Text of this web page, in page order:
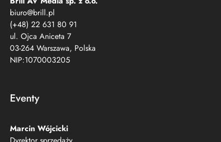
Brill AV Media sp. z o.o.​
biuro@brill.pl
(+48) 22 631 80 91
ul. Ojca Aniceta 7
03-264 Warszawa, Polska